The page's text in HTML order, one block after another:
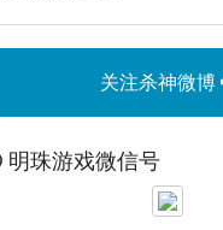
关注杀神微博
明珠游戏微信号